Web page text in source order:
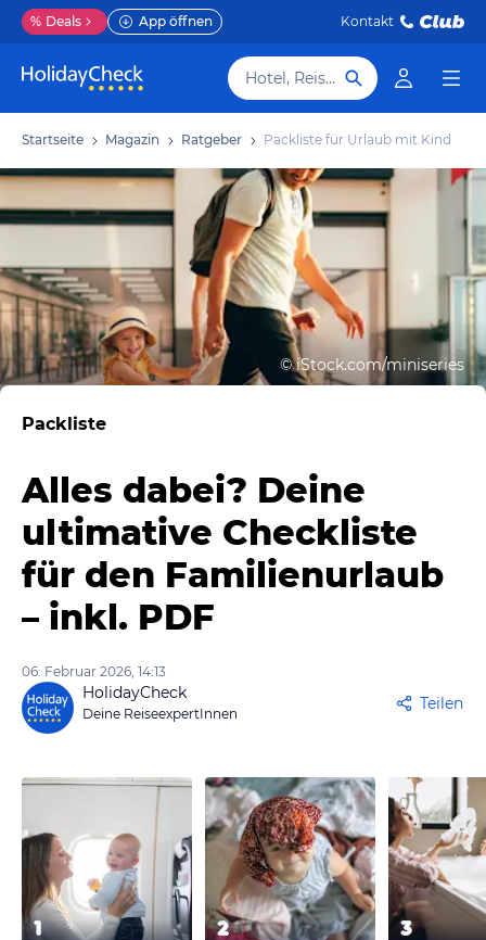
% Deals App öffnen Kontakt
Hotel, Reiseziel
Startseite Magazin Ratgeber Packliste für Urlaub mit Kind
©iStock.com/miniseries
Packliste
Alles dabei? Deine
ultimative Checkliste
für den Familienurlaub
– inkl. PDF
06. Februar 2026, 14:13
HolidayCheck
Deine ReiseexpertInnen
Teilen
1 2 3